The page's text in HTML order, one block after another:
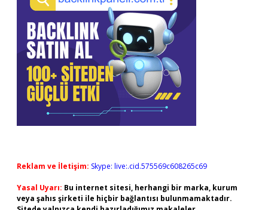
Reklam ve İletişim: Skype: live:.cid.575569c608265c69
Yasal Uyarı: Bu internet sitesi, herhangi bir marka, kurum
veya şahıs şirketi ile hiçbir bağlantısı bulunmamaktadır.